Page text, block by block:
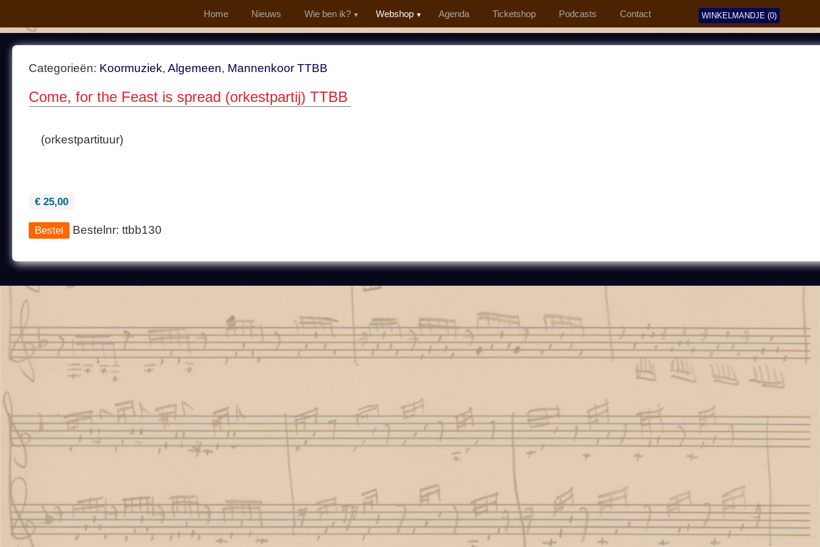
Home Nieuws Wie ben ik? Webshop Agenda Ticketshop Podcasts Contact WINKELMANDJE (0)
Categorieën: Koormuziek, Algemeen, Mannenkoor TTBB
Come, for the Feast is spread (orkestpartij) TTBB
(orkestpartituur)
€ 25,00
Bestelnr: ttbb130